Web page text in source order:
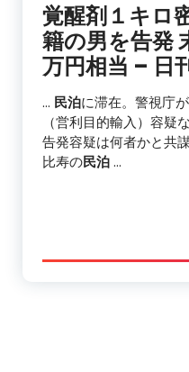
覚醒剤１キロ
籍の男を告発
万円相当 – 日
… 民泊に滞在。警視庁
（営利目的輸入）容疑
告発容疑は何者かと共
比寿の民泊…